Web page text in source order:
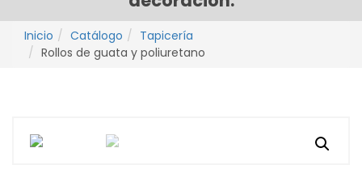
Inicio Catálogo
Tapicería
Rollos de guata y poliuretano